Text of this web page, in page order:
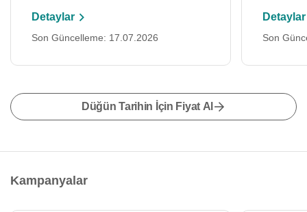
Detaylar
Son Güncelleme: 17.07.2026
Detaylar
Son
Düğün Tarihin İçin Fiyat Al
Kampanyalar